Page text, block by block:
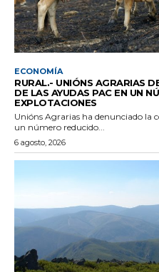
ECONOMÍA
RURAL.- UNIÓNS AGRARIAS
DE LAS AYUDAS PAC EN UN
EXPLOTACIONES
Unións Agrarias ha denunciado la
un número reducido...
6 agosto, 2026